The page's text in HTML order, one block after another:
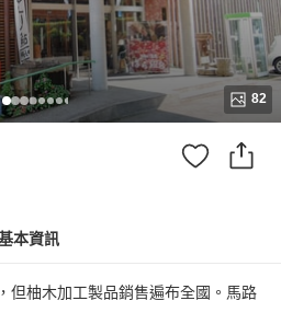
82
本資訊
但柚木加工製品銷售遍布全國。馬路